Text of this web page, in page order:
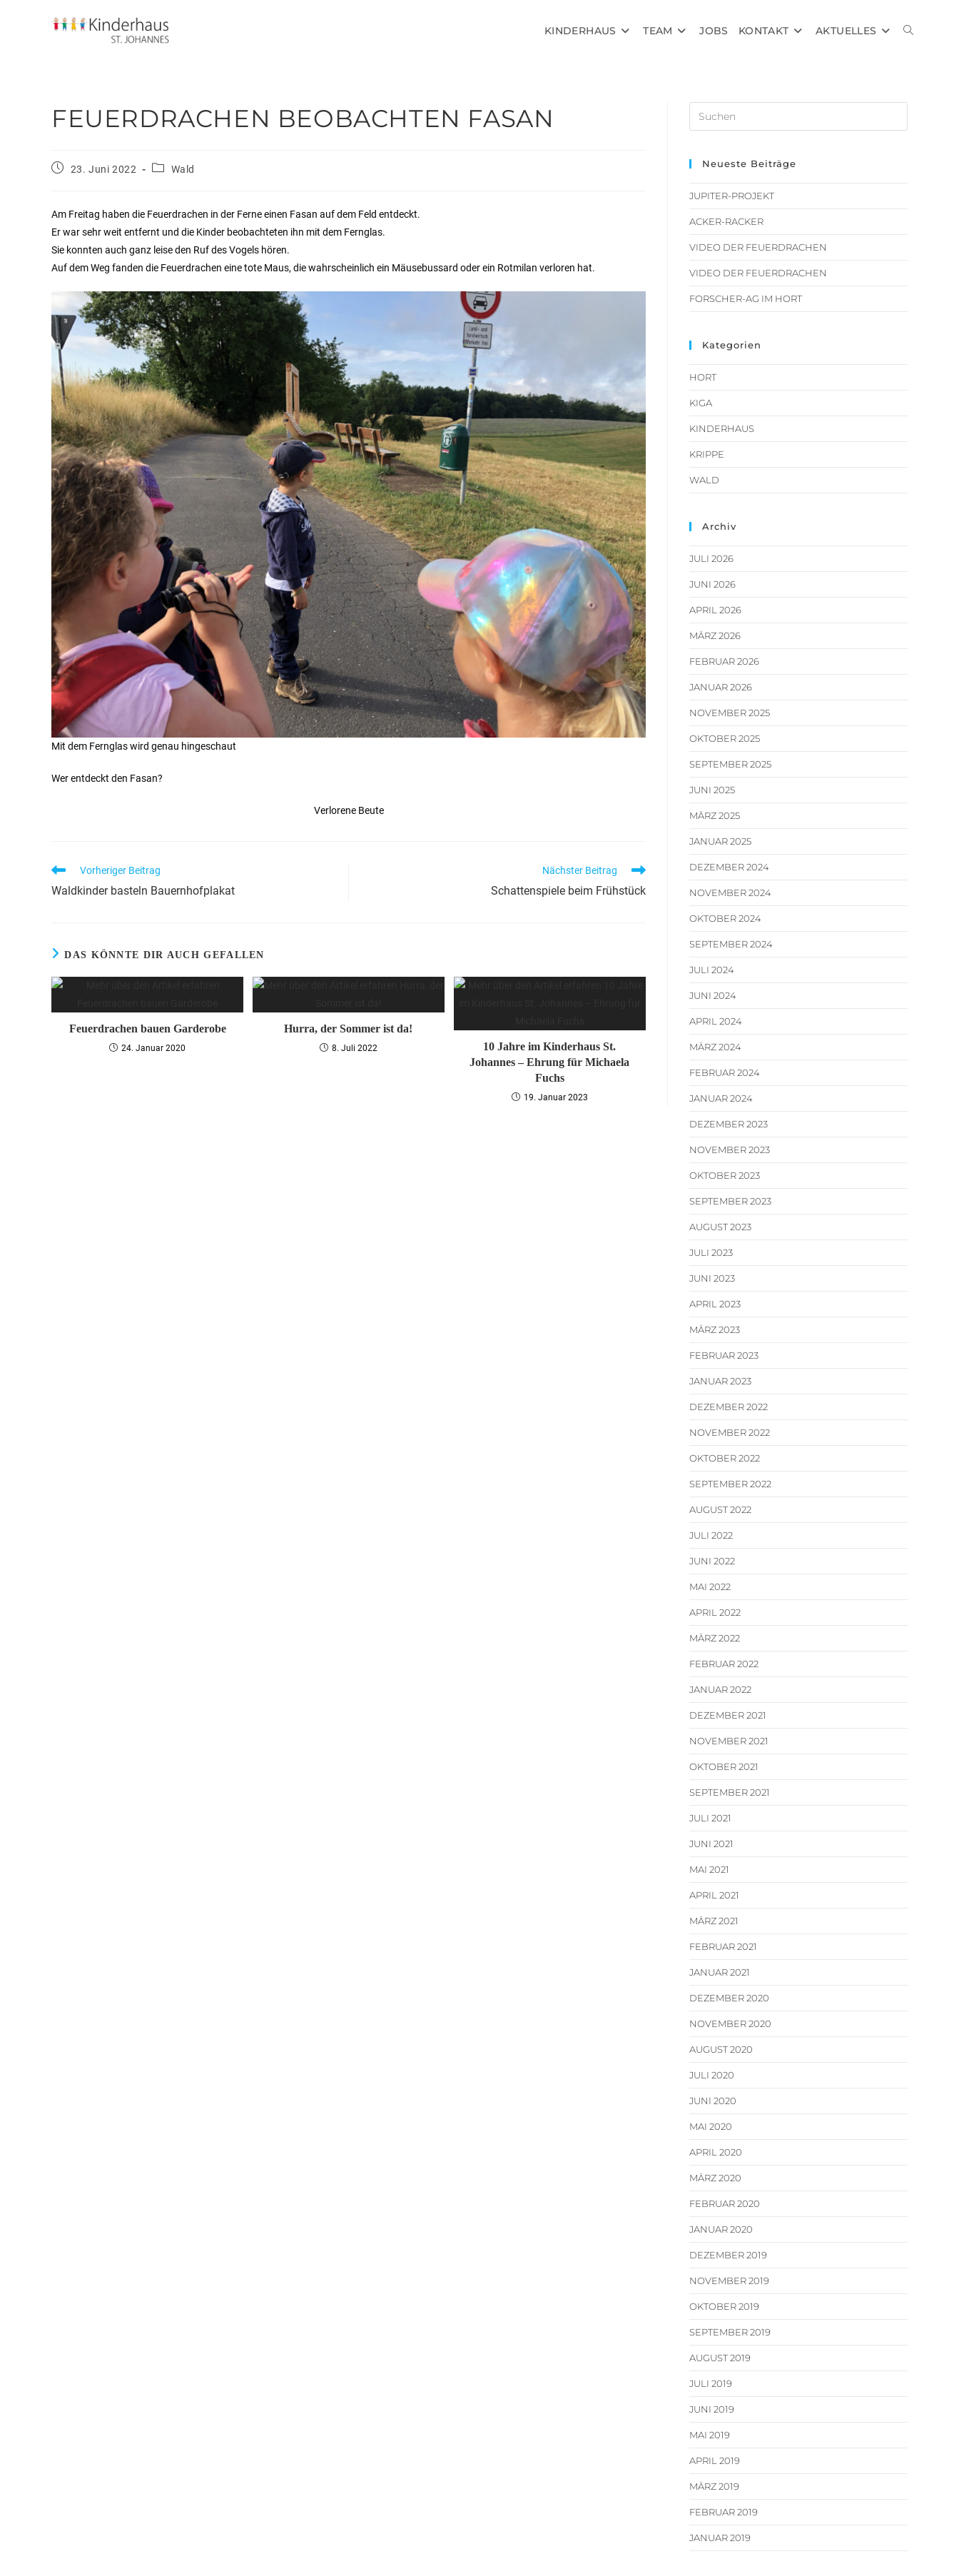
KINDERHAUS TEAM JOBS KONTAKT AKTUELLES
FEUERDRACHEN BEOBACHTEN FASAN
23. Juni 2022 Wald
Am Freitag haben die Feuerdrachen in der Ferne einen Fasan auf dem Feld entdeckt.
Er war sehr weit entfernt und die Kinder beobachteten ihn mit dem Fernglas.
Sie konnten auch ganz leise den Ruf des Vogels hören.
Auf dem Weg fanden die Feuerdrachen eine tote Maus, die wahrscheinlich ein Mäusebussard oder ein Rotmilan verloren hat.
Mit dem Fernglas wird genau hingeschaut
Wer entdeckt den Fasan?
Verlorene Beute
Vorheriger Beitrag
Waldkinder basteln Bauernhofplakat
Nächster Beitrag
Schattenspiele beim Frühstück
DAS KÖNNTE DIR AUCH GEFALLEN
Feuerdrachen bauen Garderobe
24. Januar 2020
Hurra, der Sommer ist da!
8. Juli 2022
10 Jahre im Kinderhaus St.
Johannes – Ehrung für Michaela
Fuchs
19. Januar 2023
Neueste Beiträge
JUPITER-PROJEKT
ACKER-RACKER
VIDEO DER FEUERDRACHEN
VIDEO DER FEUERDRACHEN
FORSCHER-AG IM HORT
Kategorien
HORT
KIGA
KINDERHAUS
KRIPPE
WALD
Archiv
JULI 2026
JUNI 2026
APRIL 2026
MÄRZ 2026
FEBRUAR 2026
JANUAR 2026
NOVEMBER 2025
OKTOBER 2025
SEPTEMBER 2025
JUNI 2025
MÄRZ 2025
JANUAR 2025
DEZEMBER 2024
NOVEMBER 2024
OKTOBER 2024
SEPTEMBER 2024
JULI 2024
JUNI 2024
APRIL 2024
MÄRZ 2024
FEBRUAR 2024
JANUAR 2024
DEZEMBER 2023
NOVEMBER 2023
OKTOBER 2023
SEPTEMBER 2023
AUGUST 2023
JULI 2023
JUNI 2023
APRIL 2023
MÄRZ 2023
FEBRUAR 2023
JANUAR 2023
DEZEMBER 2022
NOVEMBER 2022
OKTOBER 2022
SEPTEMBER 2022
AUGUST 2022
JULI 2022
JUNI 2022
MAI 2022
APRIL 2022
MÄRZ 2022
FEBRUAR 2022
JANUAR 2022
DEZEMBER 2021
NOVEMBER 2021
OKTOBER 2021
SEPTEMBER 2021
JULI 2021
JUNI 2021
MAI 2021
APRIL 2021
MÄRZ 2021
FEBRUAR 2021
JANUAR 2021
DEZEMBER 2020
NOVEMBER 2020
AUGUST 2020
JULI 2020
JUNI 2020
MAI 2020
APRIL 2020
MÄRZ 2020
FEBRUAR 2020
JANUAR 2020
DEZEMBER 2019
NOVEMBER 2019
OKTOBER 2019
SEPTEMBER 2019
AUGUST 2019
JULI 2019
JUNI 2019
MAI 2019
APRIL 2019
MÄRZ 2019
FEBRUAR 2019
JANUAR 2019